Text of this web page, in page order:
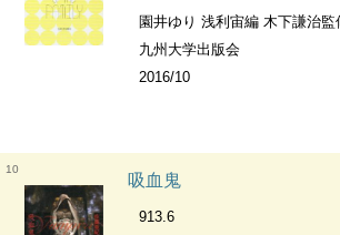
園井ゆり 浅利宙編 木下謙治監
九州大学出版会
2016/10
10
吸血鬼
913.6